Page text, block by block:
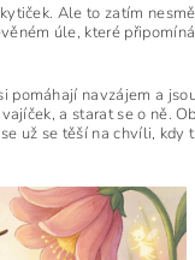
Ale to zatím
úle, které
navzájem a
a starat se o ně.
už se těší na chvíli, kdy